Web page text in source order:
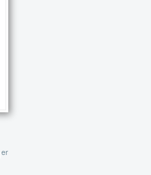
er